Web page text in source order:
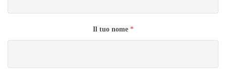
Il tuo nome *